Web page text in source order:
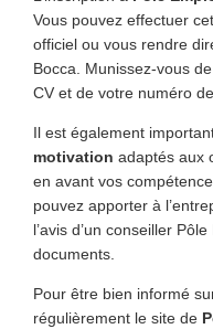
Vous pouvez effectuer
officiel ou vous rendre
Bocca. Munissez-vous
CV et de votre numéro
Il est également
motivation adaptés aux
en avant vos
pouvez apporter à
l’avis d’un conseiller
documents.
Pour être bien informé
régulièrement le site de